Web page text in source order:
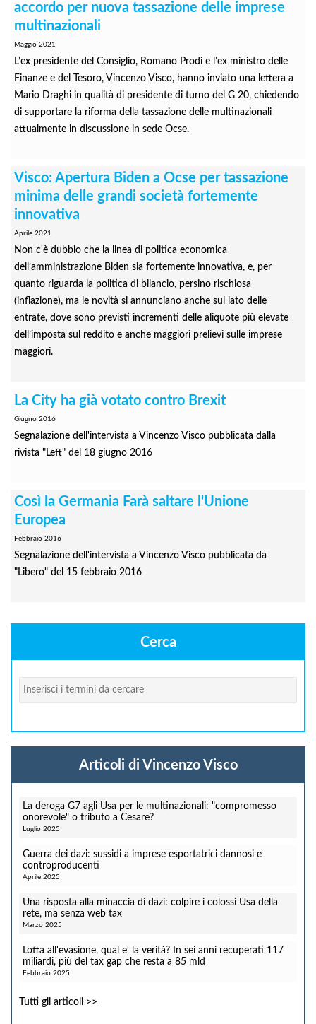
accordo per nuova tassazione delle imprese
multinazionali
Maggio 2021
L’ex presidente del Consiglio, Romano Prodi e l’ex ministro delle
Finanze e del Tesoro, Vincenzo Visco, hanno inviato una lettera a
Mario Draghi in qualità di presidente di turno del G 20, chiedendo
di supportare la riforma della tassazione delle multinazionali
attualmente in discussione in sede Ocse.
Visco: Apertura Biden a Ocse per tassazione
minima delle grandi società fortemente
innovativa
Aprile 2021
Non c'è dubbio che la linea di politica economica
dell’amministrazione Biden sia fortemente innovativa, e, per
quanto riguarda la politica di bilancio, persino rischiosa
(inflazione), ma le novità si annunciano anche sul lato delle
entrate, dove sono previsti incrementi delle aliquote più elevate
dell’imposta sul reddito e anche maggiori prelievi sulle imprese
maggiori.
La City ha già votato contro Brexit
Giugno 2016
Segnalazione dell'intervista a Vincenzo Visco pubblicata dalla
rivista "Left" del 18 giugno 2016
Così la Germania Farà saltare l'Unione
Europea
Febbraio 2016
Segnalazione dell'intervista a Vincenzo Visco pubblicata da
"Libero" del 15 febbraio 2016
Cerca
Cerca
Articoli di Vincenzo Visco
La deroga G7 agli Usa per le multinazionali: "compromesso
onorevole" o tributo a Cesare?
Luglio 2025
Guerra dei dazi: sussidi a imprese esportatrici dannosi e
controproducenti
Aprile 2025
Una risposta alla minaccia di dazi: colpire i colossi Usa della
rete, ma senza web tax
Marzo 2025
Lotta all'evasione, qual e' la verità? In sei anni recuperati 117
miliardi, più del tax gap che resta a 85 mld
Febbraio 2025
Tutti gli articoli >>